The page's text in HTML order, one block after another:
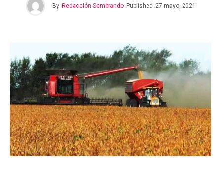
By Redacción Sembrando Published 27 mayo, 2021